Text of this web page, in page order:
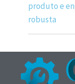
produto e
robusta